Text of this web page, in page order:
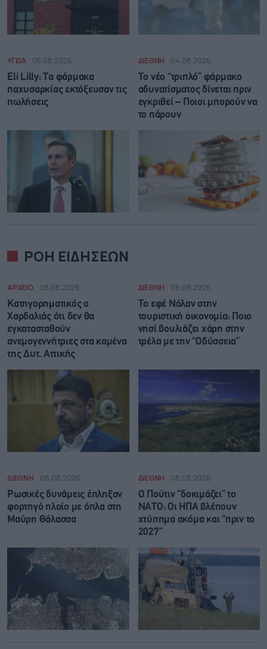
ΥΓΕΙΑ 05.08.2026
Eli Lilly: Τα φάρμακα
παχυσαρκίας εκτόξευσαν τις
πωλήσεις
ΔΙΕΘΝΗ 04.08.2026
Το νέο “τριπλό” φάρμακο
αδυνατίσματος δίνεται πριν
εγκριθεί – Ποιοι μπορούν να
το πάρουν
ΡΟΗ ΕΙΔΗΣΕΩΝ
ΑΡΧΕΙΟ 08.08.2026
Κατηγορηματικός ο
Χαρδαλιάς ότι δεν θα
εγκατασταθούν
ανεμογεννήτριες στα καμένα
της Δυτ. Αττικής
ΔΙΕΘΝΗ 08.08.2026
Το εφέ Νόλαν στην
τουριστική οικονομία: Ποιο
νησί βουλιάζει χάρη στην
τρέλα με την “Οδύσσεια”
ΔΙΕΘΝΗ 08.08.2026
Ρωσικές δυνάμεις έπληξαν
φορτηγό πλοίο με όπλα στη
Μαύρη Θάλασσα
ΔΙΕΘΝΗ 08.08.2026
Ο Πούτιν “δοκιμάζει” το
ΝΑΤΟ: Οι ΗΠΑ βλέπουν
χτύπημα ακόμα και “πριν το
2027”